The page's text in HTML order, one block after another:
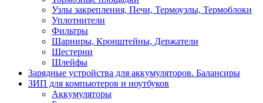
Узлы закрепления, Печи, Термоузлы, Термоблоки
Уплотнители
Фильтры
Шарниры, Кронштейны, Держатели
Шестерни
Шлейфы
Зарядные устройства для аккумуляторов. Балансиры
ЗИП для компьютеров и ноутбуков
Аккумуляторы